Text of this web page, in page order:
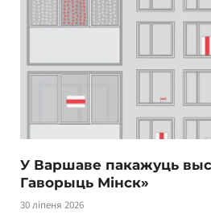
У Варшаве пакажуць
Гаворыць Мінск»
30 ліпеня 2026